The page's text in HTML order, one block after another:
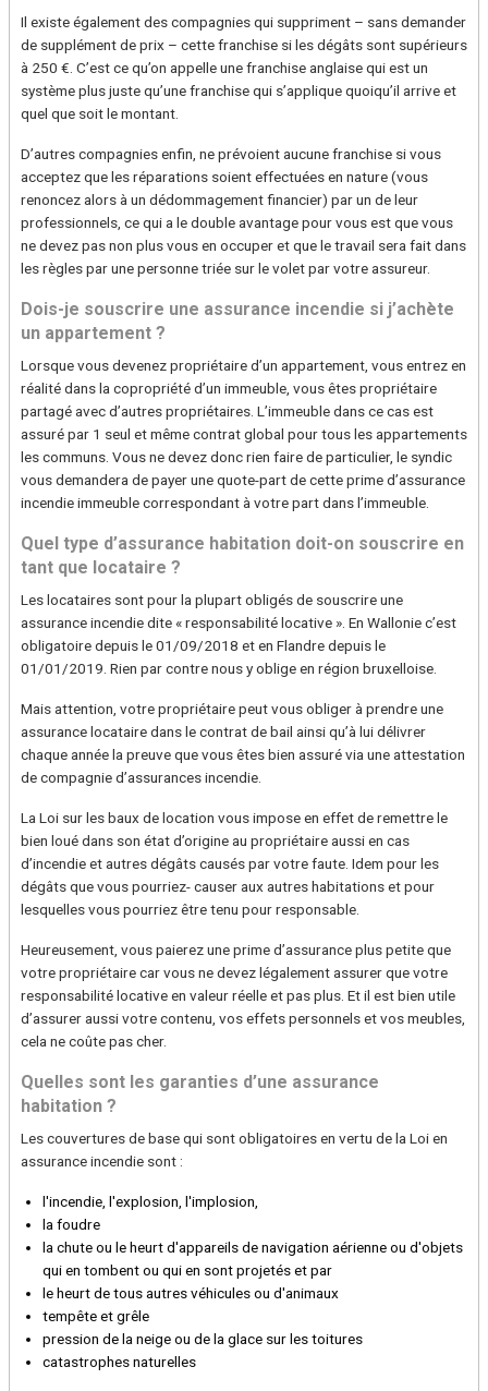
Il existe également des compagnies qui suppriment – sans demander
de supplément de prix – cette franchise si les dégâts sont supérieurs
à 250 €. C’est ce qu’on appelle une franchise anglaise qui est un
système plus juste qu’une franchise qui s’applique quoiqu’il arrive et
quel que soit le montant.
D’autres compagnies enfin, ne prévoient aucune franchise si vous
acceptez que les réparations soient effectuées en nature (vous
renoncez alors à un dédommagement financier) par un de leur
professionnels, ce qui a le double avantage pour vous est que vous
ne devez pas non plus vous en occuper et que le travail sera fait dans
les règles par une personne triée sur le volet par votre assureur.
Dois-je souscrire une assurance incendie si j’achète
un appartement ?
Lorsque vous devenez propriétaire d’un appartement, vous entrez en
réalité dans la copropriété d’un immeuble, vous êtes propriétaire
partagé avec d’autres propriétaires. L’immeuble dans ce cas est
assuré par 1 seul et même contrat global pour tous les appartements
les communs. Vous ne devez donc rien faire de particulier, le syndic
vous demandera de payer une quote-part de cette prime d’assurance
incendie immeuble correspondant à votre part dans l’immeuble.
Quel type d’assurance habitation doit-on souscrire en
tant que locataire ?
Les locataires sont pour la plupart obligés de souscrire une
assurance incendie dite « responsabilité locative ». En Wallonie c’est
obligatoire depuis le 01/09/2018 et en Flandre depuis le
01/01/2019. Rien par contre nous y oblige en région bruxelloise.
Mais attention, votre propriétaire peut vous obliger à prendre une
assurance locataire dans le contrat de bail ainsi qu’à lui délivrer
chaque année la preuve que vous êtes bien assuré via une attestation
de compagnie d’assurances incendie.
La Loi sur les baux de location vous impose en effet de remettre le
bien loué dans son état d’origine au propriétaire aussi en cas
d’incendie et autres dégâts causés par votre faute. Idem pour les
dégâts que vous pourriez- causer aux autres habitations et pour
lesquelles vous pourriez être tenu pour responsable.
Heureusement, vous paierez une prime d’assurance plus petite que
votre propriétaire car vous ne devez légalement assurer que votre
responsabilité locative en valeur réelle et pas plus. Et il est bien utile
d’assurer aussi votre contenu, vos effets personnels et vos meubles,
cela ne coûte pas cher.
Quelles sont les garanties d’une assurance
habitation ?
Les couvertures de base qui sont obligatoires en vertu de la Loi en
assurance incendie sont :
l'incendie, l'explosion, l'implosion,
la foudre
la chute ou le heurt d'appareils de navigation aérienne ou d'objets
qui en tombent ou qui en sont projetés et par
le heurt de tous autres véhicules ou d'animaux
tempête et grêle
pression de la neige ou de la glace sur les toitures
catastrophes naturelles